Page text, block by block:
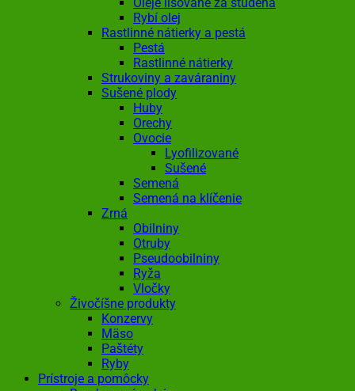
Oleje lisované za studena
Rybí olej
Rastlinné nátierky a pestá
Pestá
Rastlinné nátierky
Strukoviny a zaváraniny
Sušené plody
Huby
Orechy
Ovocie
Lyofilizované
Sušené
Semená
Semená na klíčenie
Zrná
Obilniny
Otruby
Pseudoobilniny
Ryža
Vločky
Živočíšne produkty
Konzervy
Mäso
Paštéty
Ryby
Prístroje a pomôcky